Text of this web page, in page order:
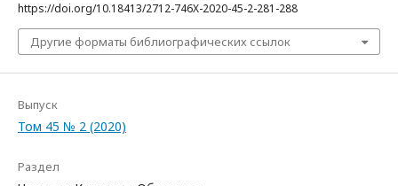
https://doi.org/10.18413/2712-746X-2020-45-2-281-288
Другие форматы библиографических ссылок
Выпуск
Том 45 № 2 (2020)
Раздел